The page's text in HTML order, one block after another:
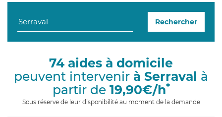
n
g
i
Rechercher
74 aides à domicile
peuvent intervenir à Serraval à
partir de 19,90€/h*
Sous réserve de leur disponibilité au moment de la demande